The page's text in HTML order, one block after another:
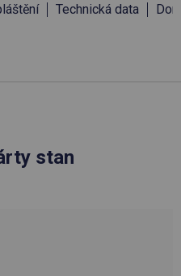
Technická data
stan